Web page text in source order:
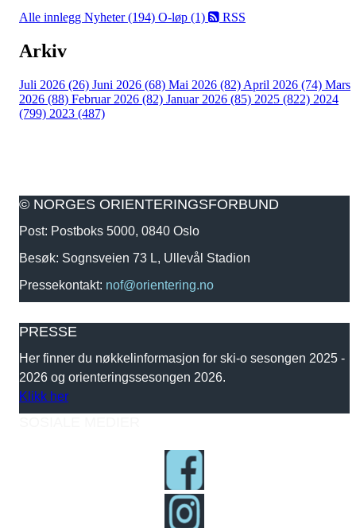
Alle innlegg Nyheter (194) O-løp (1) RSS
Arkiv
Juli 2026 (26) Juni 2026 (68) Mai 2026 (82) April 2026 (74) Mars
2026 (88) Februar 2026 (82) Januar 2026 (85) 2025 (822) 2024
(799) 2023 (487)
© NORGES ORIENTERINGSFORBUND
Post: Postboks 5000, 0840 Oslo
Besøk: Sognsveien 73 L, Ullevål Stadion
Pressekontakt: nof@orientering.no
PRESSE
Her finner du nøkkelinformasjon for ski-o sesongen 2025 -
2026 og orienteringssesongen 2026.
Klikk her